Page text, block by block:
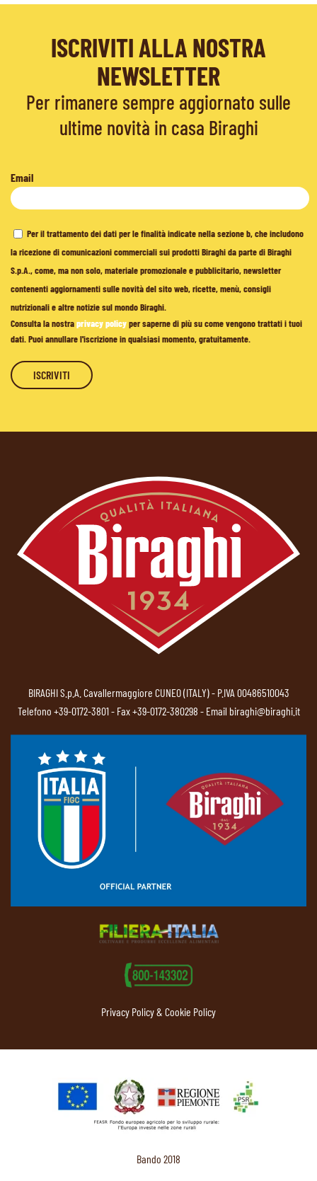
ISCRIVITI ALLA NOSTRA
NEWSLETTER
Per rimanere sempre aggiornato sulle
ultime novità in casa Biraghi
Email
Per il trattamento dei dati per le finalità indicate nella sezione b, che includono
la ricezione di comunicazioni commerciali sui prodotti Biraghi da parte di Biraghi
S.p.A., come, ma non solo, materiale promozionale e pubblicitario, newsletter
contenenti aggiornamenti sulle novità del sito web, ricette, menù, consigli
nutrizionali e altre notizie sul mondo Biraghi.
Consulta la nostraprivacy policyper saperne di più su come vengono trattati i tuoi
dati. Puoi annullare l'iscrizione in qualsiasi momento, gratuitamente.
BIRAGHI S.p.A. Cavallermaggiore CUNEO (ITALY) - P.IVA 00486510043
Telefono +39-0172-3801- Fax +39-0172-380298 - Email biraghi@biraghi.it
Privacy Policy & Cookie Policy
Bando 2018